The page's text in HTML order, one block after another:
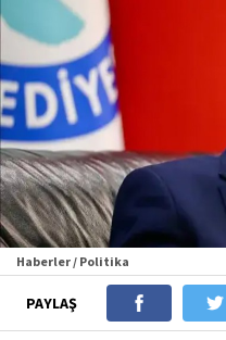
Haberler / Politika
PAYLAŞ